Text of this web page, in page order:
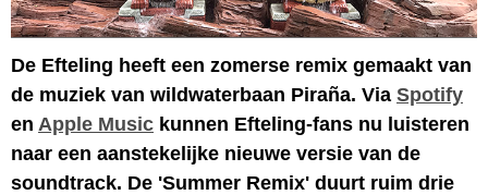
De Efteling heeft een zomerse remix gemaakt van
de muziek van wildwaterbaan Piraña. Via Spotify
en Apple Music kunnen Efteling-fans nu luisteren
naar een aanstekelijke nieuwe versie van de
soundtrack. De 'Summer Remix' duurt ruim drie